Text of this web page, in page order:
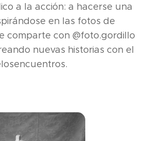
a la acción: a hacerse una
en las fotos de
comparte con @foto.gordillo
nuevas historias con el